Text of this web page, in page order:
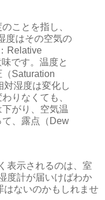
ことを指し、
度はその空気の
Relative
です。温度と
Saturation
対湿度は変化し
りなくても、
がり、空気温
て、露点（Dew
表示されるのは、室
度計が届いけばわか
はないのかもしれませ